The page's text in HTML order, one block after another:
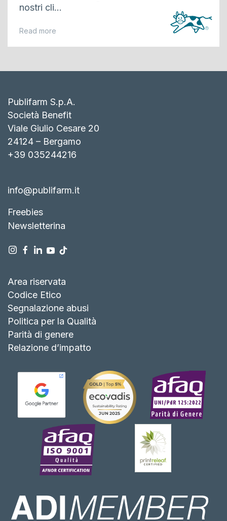
nostri cli...
Read more
Publifarm S.p.A.
Società Benefit
Viale Giulio Cesare 20
24124 – Bergamo
+39 035244216
info@publifarm.it
Freebies
Newsletterina
Area riservata
Codice Etico
Segnalazione abusi
Politica per la Qualità
Parità di genere
Relazione d’impatto